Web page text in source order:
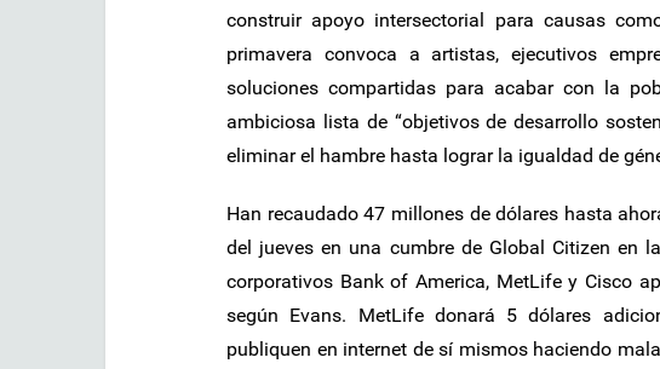
construir apoyo intersectorial para causas
primavera convoca a artistas, ejecutivos
soluciones compartidas para acabar con la
ambiciosa lista de “objetivos de desarrollo
eliminar el hambre hasta lograr la igualdad de
Han recaudado 47 millones de dólares hasta
del jueves en una cumbre de Global Citizen en
corporativos Bank of America, MetLife y Cisco
según Evans. MetLife donará 5 dólares
publiquen en internet de sí mismos haciendo